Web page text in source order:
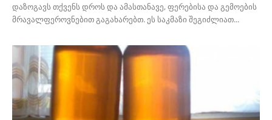
დაზოგავს თქვენს დროს და ამასთანავე, ფერებისა და გემოების
მრავალფეროვნებით გაგახარებთ. ეს საკმაზი შეგიძლიათ...